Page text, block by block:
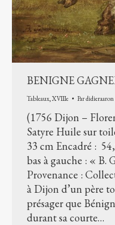
BENIGNE
Tableaux XVIIIe Pardidieraaron
(1756 Dijon –
Satyre Huile sur
33 cm Encadré :
bas à gauche : « B.
Provenance :
à Dijon d’un père
présager que
durant sa courte…